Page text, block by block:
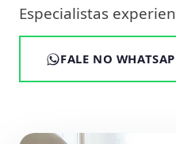
Especialistas
FALE NO